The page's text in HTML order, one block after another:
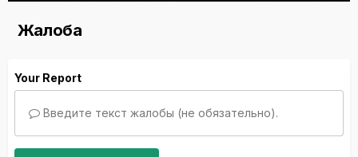
Жалоба
Your Report
Введите текст жалобы (не обязательно).